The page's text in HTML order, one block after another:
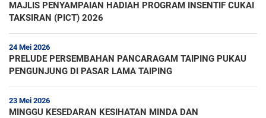
MAJLIS PENYAMPAIAN HADIAH PROGRAM INSENTIF CUKAI
TAKSIRAN (PICT) 2026
24 Mei 2026
PRELUDE PERSEMBAHAN PANCARAGAM TAIPING PUKAU
PENGUNJUNG DI PASAR LAMA TAIPING
23 Mei 2026
MINGGU KESEDARAN KESIHATAN MINDA DAN